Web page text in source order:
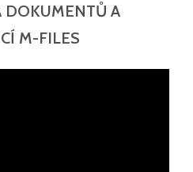
DOKUMENTŮ A
M-FILES